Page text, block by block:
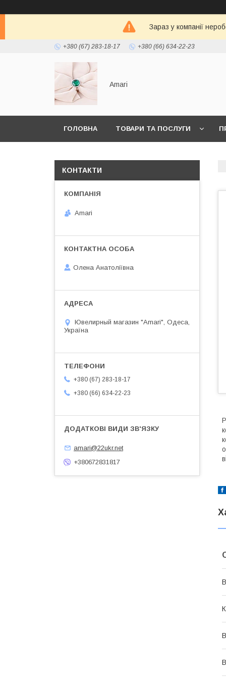
Зараз у компанії
+380 (67) 283-18-17 +380 (66) 634-22-23
Amari
ГОЛОВНА ТОВАРИ ТА ПОСЛУГИ
КОНТАКТИ
Amari
Олена Анатоліївна
Ювелирный магазин "Amari", Одеса,
Україна
+380 (67) 283-18-17
+380 (66) 634-22-23
amari@22ukr.net
+380672831817